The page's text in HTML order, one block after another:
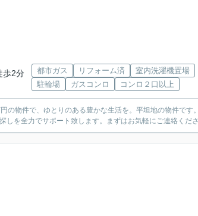
歩2分
都市ガス リフォーム済
室内洗濯機置場
駐輪場
ガスコンロ コンロ２口以上
の物件で、ゆとりのある豊かな生活を。平坦地の物件です
を全力でサポート致します。まずはお気軽にご連絡くださ